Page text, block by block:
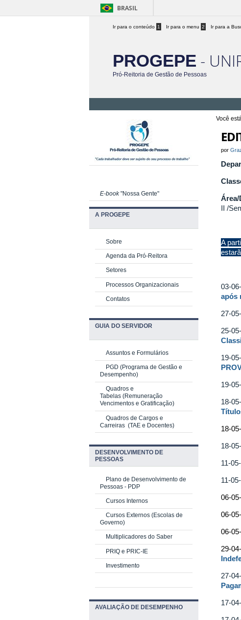
BRASIL
Ir para o conteúdo 1 Ir para o menu 2 Ir para a
PROGEPE -
Pró-Reitoria de Gestão de Pessoas
Você
por
II /
A
03-
após
27-
25-
19-
19-
18-
18-
18-
11-
11-
06-
06-
06-
29-
27-
17-
E-book"Nossa Gente"
A PROGEPE
Sobre
Agenda da Pró-Reitora
Setores
Processos Organizacionais
Contatos
GUIA DO SERVIDOR
Assuntos e Formulários
PGD (Programa de Gestão e
Desempenho)
Quadros e
Tabelas (Remuneração
Vencimentos e Gratificação)
Quadros de Cargos e
Carreiras (TAE e Docentes)
DESENVOLVIMENTO DE
PESSOAS
Plano de Desenvolvimento de
Pessoas - PDP
Cursos Internos
Cursos Externos (Escolas de
Governo)
Multiplicadores do Saber
PRIQ e PRIC-IE
Investimento
AVALIAÇÃO DE DESEMPENHO